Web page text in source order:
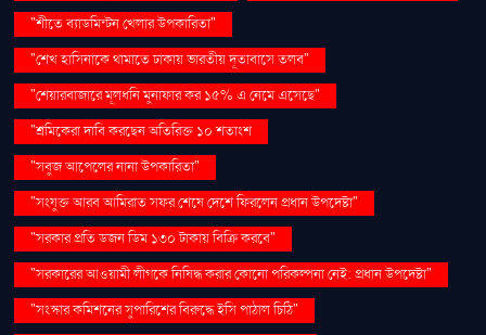
"শীতে ব্যাডমিন্টন খেলার উপকারিতা"
"শেখ হাসিনাকে থামাতে ঢাকায় ভারতীয় দূতাবাসে তলব"
"শেয়ারবাজারে মূলধনি মুনাফার কর ১৫% এ নেমে এসেছে"
"শ্রমিকেরা দাবি করছেন অতিরিক্ত ১০ শতাংশ
"সবুজ আপেলের নানা উপকারিতা"
"সংযুক্ত আরব আমিরাত সফর শেষে দেশে ফিরলেন প্রধান উপদেষ্টা"
"সরকার প্রতি ডজন ডিম ১৩০ টাকায় বিক্রি করবে"
"সরকারের আওয়ামী লীগকে নিষিদ্ধ করার কোনো পরিকল্পনা নেই: প্রধান উপদেষ্টা"
"সংস্কার কমিশনের সুপারিশের বিরুদ্ধে ইসি পাঠাল চিঠি"